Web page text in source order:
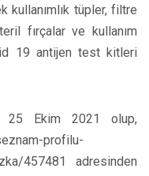
kullanımlık tüpler, filtre
fırçalar ve kullanım
19 antijen test kitleri
25 Ekim 2021 olup,
profilu-
457481 adresinden